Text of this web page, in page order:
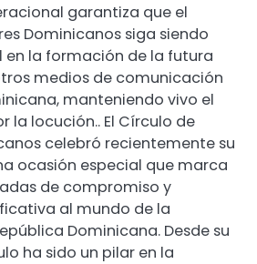
garantiza que el
Dominicanos siga siendo
en la formación de la futura
medios de comunicación
manteniendo vivo el
la locución.. El Círculo de
celebró recientemente su
ocasión especial que marca
de compromiso y
al mundo de la
Dominicana. Desde su
ha sido un pilar en la